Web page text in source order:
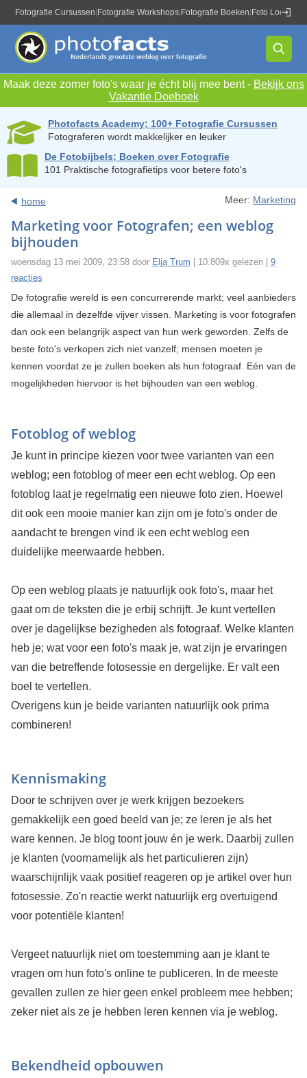
Fotografie Cursussen Fotografie Workshops Fotografie Boeken Foto Locaties
Maak deze zomer foto's waar je écht blij mee bent - Bekijk ons
Vakantie Doeboek
Photofacts Academy; 100+ Fotografie Cursussen
Fotograferen wordt makkelijker en leuker
De Fotobijbels; Boeken over Fotografie
101 Praktische fotografietips voor betere foto's
home Meer: Marketing
Marketing voor Fotografen; een weblog
bijhouden
woensdag 13 mei 2009, 23:58 door Elja Trum | 10.809x gelezen | 9
reacties
De fotografie wereld is een concurrerende markt; veel aanbieders
die allemaal in dezelfde vijver vissen. Marketing is voor fotografen
dan ook een belangrijk aspect van hun werk geworden. Zelfs de
beste foto's verkopen zich niet vanzelf; mensen moeten je
kennen voordat ze je zullen boeken als hun fotograaf. Eén van de
mogelijkheden hiervoor is het bijhouden van een weblog.
Fotoblog of weblog
Je kunt in principe kiezen voor twee varianten van een
weblog; een fotoblog of meer een echt weblog. Op een
fotoblog laat je regelmatig een nieuwe foto zien. Hoewel
dit ook een mooie manier kan zijn om je foto's onder de
aandacht te brengen vind ik een echt weblog een
duidelijke meerwaarde hebben.
Op een weblog plaats je natuurlijk ook foto's, maar het
gaat om de teksten die je erbij schrijft. Je kunt vertellen
over je dagelijkse bezigheden als fotograaf. Welke klanten
heb je; wat voor een foto's maak je, wat zijn je ervaringen
van die betreffende fotosessie en dergelijke. Er valt een
boel te vertellen.
Overigens kun je beide varianten natuurlijk ook prima
combineren!
Kennismaking
Door te schrijven over je werk krijgen bezoekers
gemakkelijk een goed beeld van je; ze leren je als het
ware kennen. Je blog toont jouw én je werk. Daarbij zullen
je klanten (voornamelijk als het particulieren zijn)
waarschijnlijk vaak positief reageren op je artikel over hun
fotosessie. Zo'n reactie werkt natuurlijk erg overtuigend
voor potentiële klanten!
Vergeet natuurlijk niet om toestemming aan je klant te
vragen om hun foto's online te publiceren. In de meeste
gevallen zullen ze hier geen enkel probleem mee hebben;
zeker niet als ze je hebben leren kennen via je weblog.
Bekendheid opbouwen